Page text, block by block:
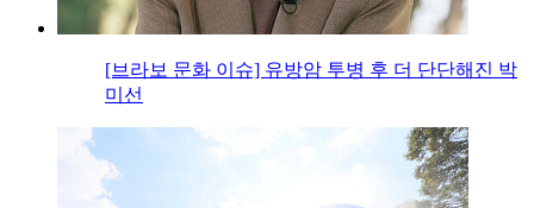
[브라보 문화 이슈] 유방암 투병 후 더 단단해진 박
미선